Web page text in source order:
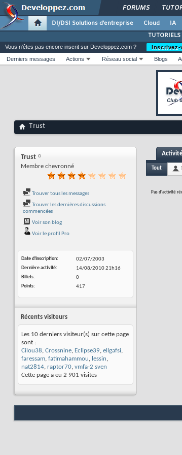
FORUMS
DI/DSI Solutions d'entreprise Cloud IA
TUTORIELS
Vous n'êtes pas encore inscrit sur Developpez.com ?
Derniers messages
Actions Réseau social Blogs
Trust
Trust
Membre chevronné
Trouver tous les messages
Trouver les dernières discussions
commencées
Voir son blog
Voir le profil Pro
Date d'inscription
02/07/2003
Dernière activité
14/08/201021h16
Billets
0
Points
417
Récents visiteurs
Les 10 derniers visiteur(s) sur cette page
sont :
Cilou38, Crossnine, Eclipse39, ellgafsi,
faressam, fatimahammou, lessin,
nat2814, raptor70, vmfa-2 sven
Cette page a eu 2 901 visites
Tout
Pas d'activité